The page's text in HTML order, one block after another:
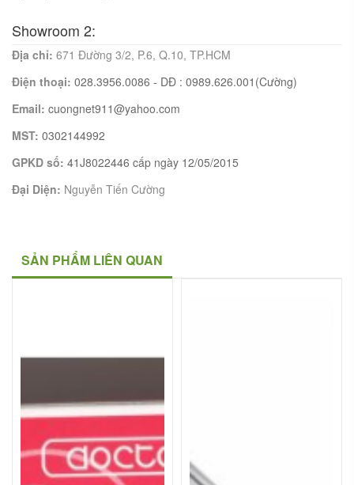
Showroom 2:
Địa chỉ: 671 Đường 3/2, P.6, Q.10, TP.HCM
Điện thoại: 028.3956.0086 - DĐ : 0989.626.001(Cường)
Email: cuongnet911@yahoo.com
MST: 0302144992
GPKD số: 41J8022446 cấp ngày 12/05/2015
Đại Diện: Nguyễn Tiến Cường
SẢN PHẨM LIÊN QUAN